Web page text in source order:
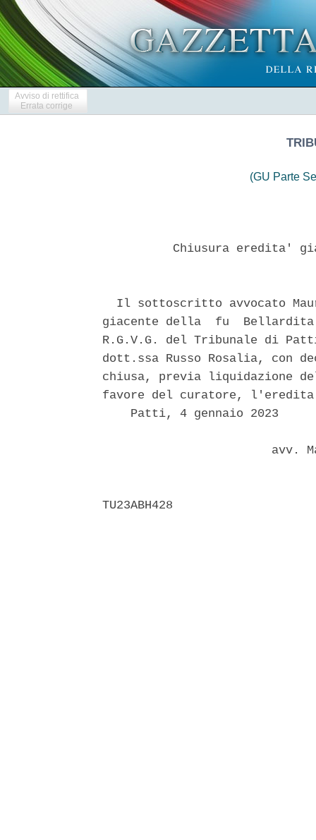
Avviso di rettifica
Errata corrige
(GU Parte
Chiusura eredita'
Il sottoscritto avvocato
giacente della  fu
R.G.V.G. del Tribunale di
dott.ssa Russo Rosalia, con
chiusa, previa liquidazione
favore del curatore,
    Patti, 4 gennaio 2023
avv.